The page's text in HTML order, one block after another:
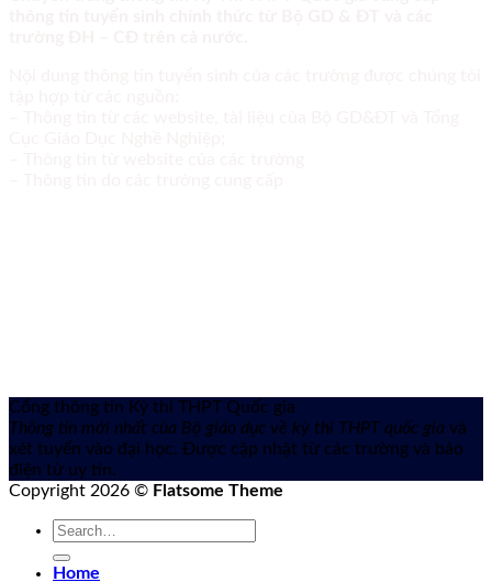
Cổng thông tin Kỳ thi THPT Quốc gia
Thông tin mới nhất của Bộ giáo dục về kỳ thi THPT quốc gia và
xét tuyển vào đại học. Được cập nhật từ các trường và báo
điện tử uy tín.
Copyright 2026 © Flatsome Theme
Home